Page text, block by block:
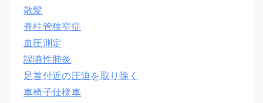
散髪
脊柱管狭窄症
血圧測定
誤嚥性肺炎
足首付近の圧迫を取り除く
車椅子仕様車